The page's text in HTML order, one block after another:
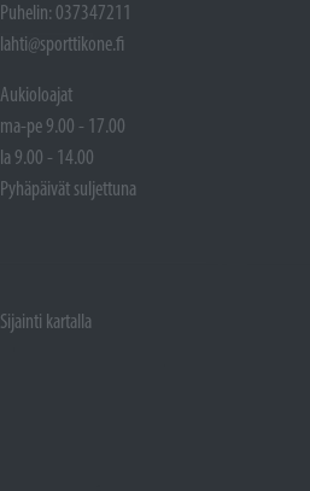
Puhelin: 037347211
lahti@sporttikone.fi
Aukioloajat
ma-pe 9.00 - 17.00
la 9.00 - 14.00
Pyhäpäivät suljettuna
Sijainti kartalla